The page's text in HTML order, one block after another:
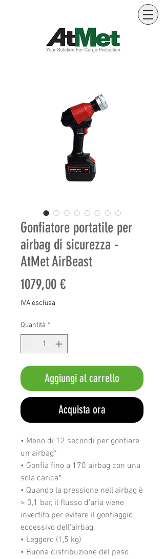
Gonfiatore portatile per
airbag di sicurezza -
AtMet AirBeast
1079,00 €Prezzo
IVA esclusa
Quantità *
Aggiungi al carrello
Acquista ora
• Meno di 12 secondi per gonfiare
un airbag*
• Gonfia fino a 170 airbag con una
sola carica*
• Quando la pressione nell'airbag è
> 0,1 bar, il flusso d'aria viene
invertito per evitare il gonfiaggio
eccessivo dell'airbag.
• Leggero (1,5 kg)
• Buona distribuzione del peso